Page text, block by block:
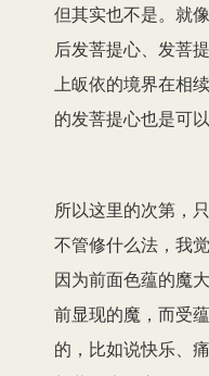
但其实也不是。就
后发菩提心、发菩
上皈依的境界在相
的发菩提心也是可以
所以这里的次第，
不管修什么法，我
因为前面色蕴的魔
前显现的魔，而受
的，比如说快乐、